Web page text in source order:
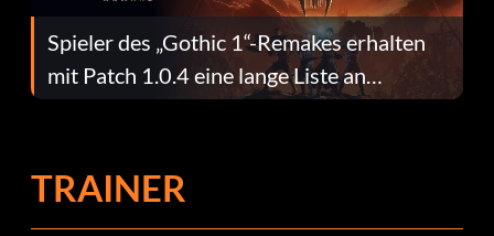
Spieler des „Gothic 1“-Remakes erhalten
mit Patch 1.0.4 eine lange Liste an
Fehlerbehebungen
TRAINER